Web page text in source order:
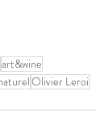
art&wine
Olivier Leroi